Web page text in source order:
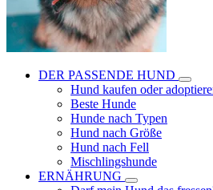
DER PASSENDE HUND
Hund kaufen oder
Beste Hunde
Hunde nach Typen
Hund nach Größe
Hund nach Fell
Mischlingshunde
ERNÄHRUNG